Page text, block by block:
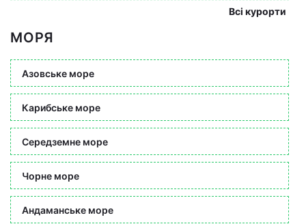
Всі курорти
МОРЯ
Азовське море
Карибське море
Середземне море
Чорне море
Андаманське море